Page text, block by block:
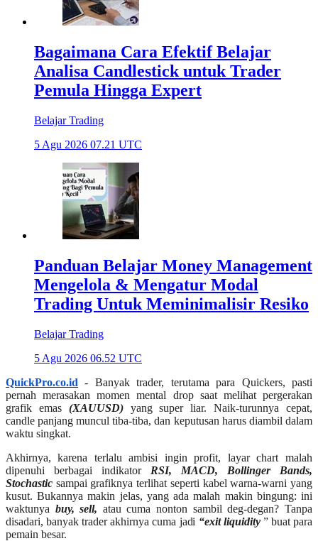
Bagaimana Cara Efektif Belajar
Analisa Candlestick untuk Trader
Pemula Hingga Expert
Belajar Trading
5 Agu 2026 07.21 UTC
Panduan Belajar Money Management
Mengelola & Mengatur Modal
Trading Untuk Meminimalisir Resiko
Belajar Trading
5 Agu 2026 06.52 UTC
QuickPro.co.id
- Banyak trader, terutama para Quickers, pasti
pernah merasakan momen mental drop saat melihat pergerakan
grafik emas (XAUUSD) yang super liar. Naik-turunnya cepat,
candle panjang muncul tiba-tiba, dan keputusan harus diambil dalam
waktu singkat.
Akhirnya, karena terlalu ambisi ingin profit, layar chart malah
dipenuhi berbagai indikator RSI, MACD, Bollinger Bands,
Stochastic sampai grafiknya terlihat seperti kabel warna-warni yang
kusut. Bukannya makin jelas, yang ada malah makin bingung: ini
waktunya buy, sell, atau cuma nonton sambil deg-degan? Tanpa
disadari, banyak trader akhirnya cuma jadi “exit liquidity ” buat para
pemain besar.